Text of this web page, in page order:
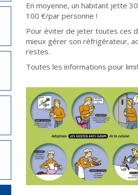
En moyenne, un habitant jette
100 €/par personne !
Pour éviter de jeter toutes ces
mieux gérer son réfrigérateur,
restes.
Toutes les informations pour